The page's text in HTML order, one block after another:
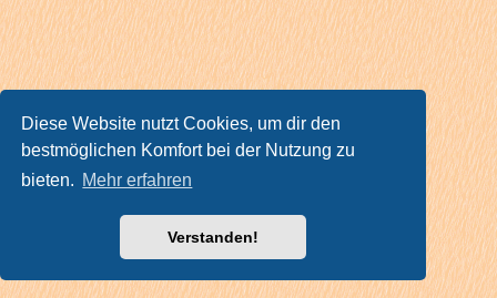
Diese Website nutzt Cookies, um dir den
bestmöglichen Komfort bei der Nutzung zu
bieten. Mehr erfahren
Verstanden!